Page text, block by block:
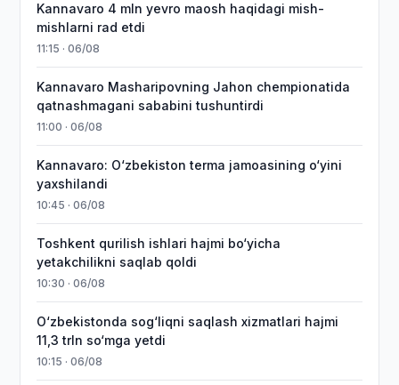
Kannavaro 4 mln yevro maosh haqidagi mish-
mishlarni rad etdi
11:15 · 06/08
Kannavaro Masharipovning Jahon chempionatida
qatnashmagani sababini tushuntirdi
11:00 · 06/08
Kannavaro: O‘zbekiston terma jamoasining o‘yini
yaxshilandi
10:45 · 06/08
Toshkent qurilish ishlari hajmi bo‘yicha
yetakchilikni saqlab qoldi
10:30 · 06/08
O‘zbekistonda sog‘liqni saqlash xizmatlari hajmi
11,3 trln so‘mga yetdi
10:15 · 06/08